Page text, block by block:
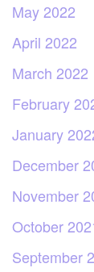
May 2022
April 2022
March 2022
February
January
December
November
October
September